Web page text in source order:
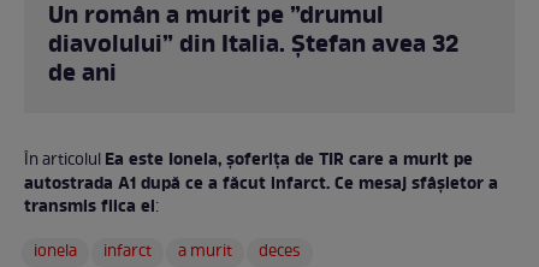
Un român a murit pe ”drumul
diavolului” din Italia. Ștefan avea 32
de ani
În articolulEa este Ionela, șoferița de TIR care a murit pe
autostrada A1 după ce a făcut infarct. Ce mesaj sfâșietor a
transmis fiica ei:
ionela
infarct a murit deces